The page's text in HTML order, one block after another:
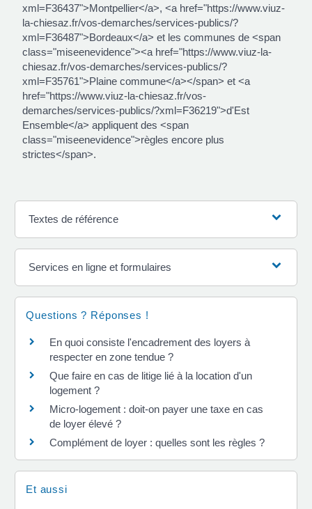
xml=F36437">Montpellier</a>, <a href="https://www.viuz-
la-chiesaz.fr/vos-demarches/services-publics/?
xml=F36487">Bordeaux</a> et les communes de <span
class="miseenevidence"><a href="https://www.viuz-la-
chiesaz.fr/vos-demarches/services-publics/?
xml=F35761">Plaine commune</a></span> et <a
href="https://www.viuz-la-chiesaz.fr/vos-
demarches/services-publics/?xml=F36219">d'Est
Ensemble</a> appliquent des <span
class="miseenevidence">règles encore plus
strictes</span>.
Textes de référence
Services en ligne et formulaires
Questions ? Réponses !
En quoi consiste l'encadrement des loyers à
respecter en zone tendue ?
Que faire en cas de litige lié à la location d'un
logement ?
Micro-logement : doit-on payer une taxe en cas
de loyer élevé ?
Complément de loyer : quelles sont les règles ?
Et aussi